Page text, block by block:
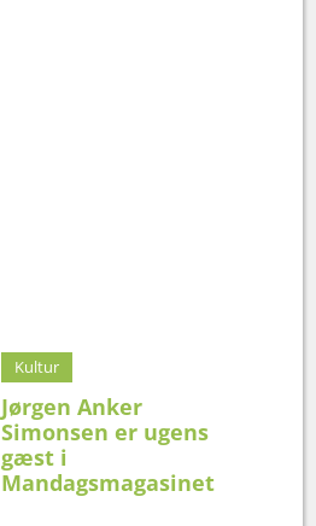
Kultur
Jørgen Anker
Simonsen er ugens
gæst i
Mandagsmagasinet